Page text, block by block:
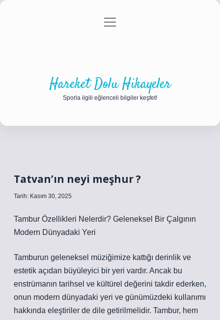
Gizlilik Politikası
menüyü
Hareket Dolu Hikayeler
Sporla ilgili eğlenceli bilgiler keşfet!
Tatvan’ın neyi meşhur ?
Tarih: Kasım 30, 2025
Tambur Özellikleri Nelerdir? Geleneksel Bir Çalgının
Modern Dünyadaki Yeri
Tamburun geleneksel müziğimize kattığı derinlik ve
estetik açıdan büyüleyici bir yeri vardır. Ancak bu
enstrümanın tarihsel ve kültürel değerini takdir ederken,
onun modern dünyadaki yeri ve günümüzdeki kullanımı
hakkında eleştiriler de dile getirilmelidir. Tambur, hem